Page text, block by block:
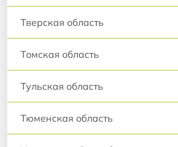
Тверская область
Томская область
Тульская область
Тюменская область